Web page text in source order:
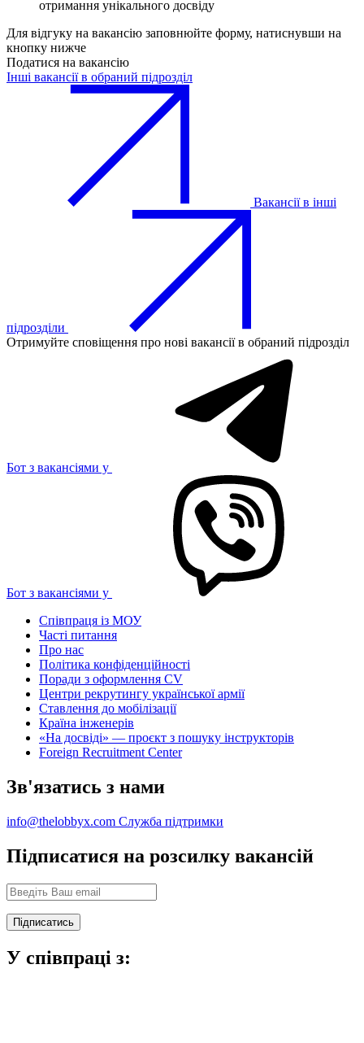
отримання унікального досвіду
Для відгуку на вакансію заповнюйте форму, натиснувши на
кнопку нижче
Податися на вакансію
Інші вакансії в обраний підрозділ
Вакансії в інші
підрозділи
Отримуйте сповіщення про нові вакансії в обраний підрозділ
Бот з вакансіями у
Бот з вакансіями у
Співпраця із МОУ
Часті питання
Про нас
Політика конфіденційності
Поради з оформлення CV
Центри рекрутингу української армії
Ставлення до мобілізації
Країна інженерів
«На досвіді» — проєкт з пошуку інструкторів
Foreign Recruitment Center
Зв'язатись з нами
info@thelobbyx.com Служба підтримки
Підписатися на розсилку вакансій
У співпраці з: